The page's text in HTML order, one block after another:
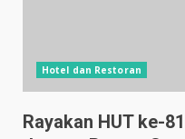
Hotel dan Restoran
Rayakan HUT ke-